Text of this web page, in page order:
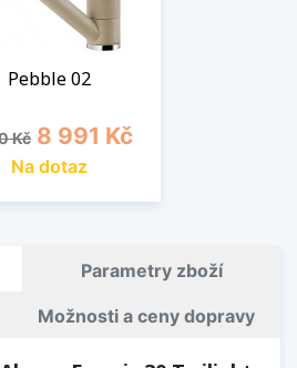
Pebble 02
cena
Kč Cena
8 991 Kč
Na dotaz
Parametry zboží
Možnosti a ceny dopravy